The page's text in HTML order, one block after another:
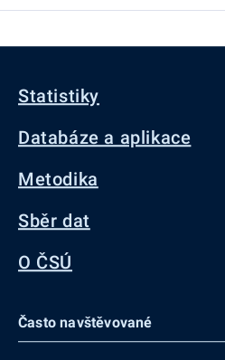
Statistiky
Databáze a aplikace
Metodika
Sběr dat
O ČSÚ
Často navštěvované